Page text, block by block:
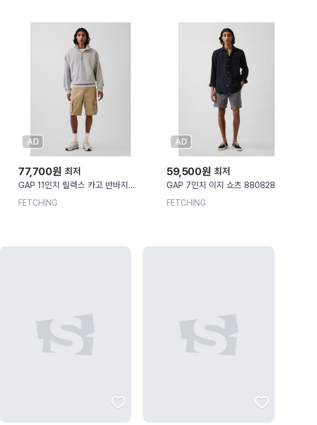
77,700원 최저
GAP 11인치 릴렉스 카고 반바지
880822 BROWN ICONIC KHAKI 남
FETCHING
59,500원 최저
GAP 7인치 이지 쇼츠 880828
BLACK SOFT BLACK 남성
FETCHING